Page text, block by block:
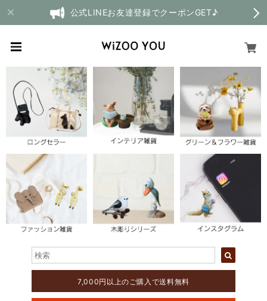
公式LINEお友達登録でクーポンGET♪
7,000円以上のご購入で送料無料